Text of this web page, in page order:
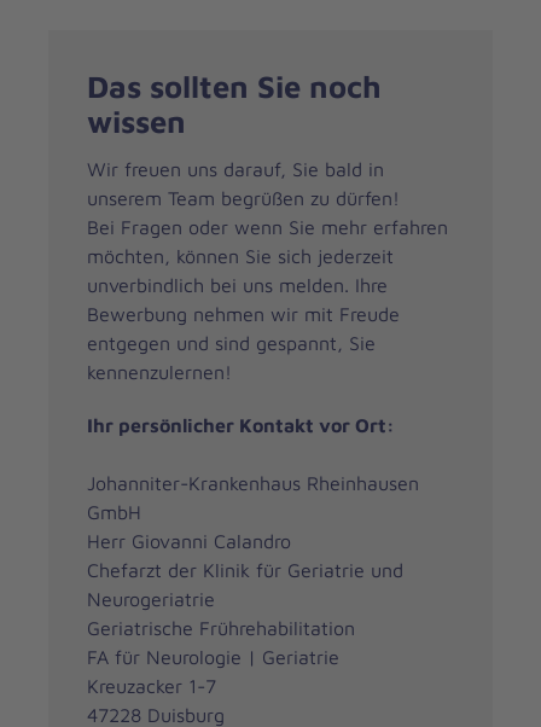
Das sollten Sie noch
wissen
Wir freuen uns darauf, Sie bald in
unserem Team begrüßen zu dürfen!
Bei Fragen oder wenn Sie mehr erfahren
möchten, können Sie sich jederzeit
unverbindlich bei uns melden. Ihre
Bewerbung nehmen wir mit Freude
entgegen und sind gespannt, Sie
kennenzulernen!
Ihr persönlicher Kontakt vor Ort:
Johanniter-Krankenhaus Rheinhausen
GmbH
Herr Giovanni Calandro
Chefarzt der Klinik für Geriatrie und
Neurogeriatrie
Geriatrische Frührehabilitation
FA für Neurologie | Geriatrie
Kreuzacker 1-7
47228 Duisburg